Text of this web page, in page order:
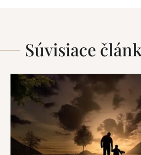
Súvisiace